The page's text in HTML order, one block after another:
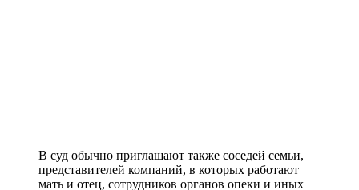
В суд обычно приглашают также соседей семьи,
представителей компаний, в которых работают
мать и отец, сотрудников органов опеки и иных